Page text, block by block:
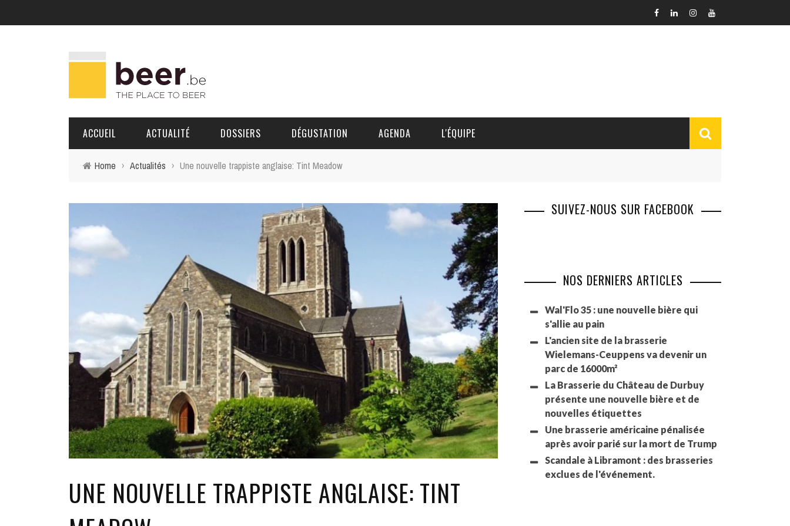
ACCUEIL ACTUALITÉ DOSSIERS DÉGUSTATION AGENDA L'ÉQUIPE
DAVID BLOCTEUR
ALAIN DE BOUVÈRE
HÉLÈNE SPITAELS
AGALMA PADAW0NE
JEREMY KUPROWSKI
FLORENCE CONSTANTIN
Home › Actualités › Une nouvelle trappiste anglaise: Tint Meadow
UNE NOUVELLE TRAPPISTE ANGLAISE: TINT
SUIVEZ-NOUS SUR FACEBOOK
NOS DERNIERS ARTICLES
Wal'Flo 35 : une nouvelle bière qui
s'allie au pain
L'ancien site de la brasserie
Wielemans-Ceuppens va devenir un
parc de 16000m²
La Brasserie du Château de Durbuy
présente une nouvelle bière et de
nouvelles étiquettes
Une brasserie américaine pénalisée
après avoir parié sur la mort de Trump
Scandale à Libramont : des brasseries
exclues de l'événement.